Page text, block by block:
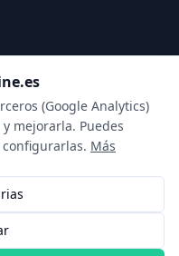
(Google Analytics)
mejorarla. Puedes
Más